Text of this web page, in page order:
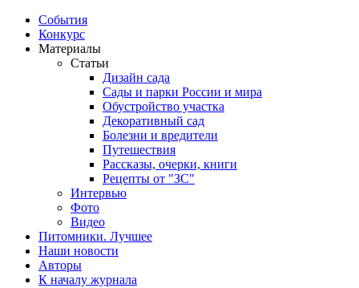
События
Конкурс
Материалы
Статьи
Дизайн сада
Сады и парки России и мира
Обустройство участка
Декоративный сад
Болезни и вредители
Путешествия
Рассказы, очерки, книги
Рецепты от "ЗС"
Интервью
Фото
Видео
Питомники. Лучшее
Наши новости
Авторы
К началу журнала